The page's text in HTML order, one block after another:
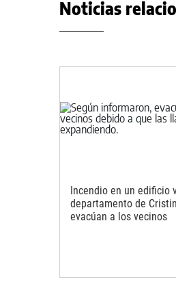
Noticias
Incendio en un edificio
departamento de
evacúan a los vecinos